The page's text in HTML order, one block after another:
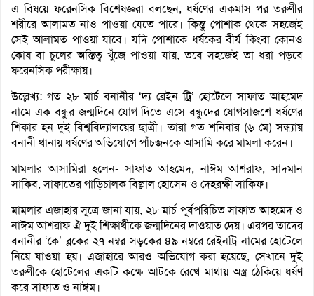
এ বিষয়ে ফরেনসিক বিশেষজ্ঞরা বলছেন, ধর্ষণের একমাস পর তরুণীর
শরীরে আলামত নাও পাওয়া যেতে পারে। কিন্তু পোশাক থেকে সহজেই
সেই আলামত পাওয়া যাবে। যদি পোশাকে ধর্ষকের বীর্য কিংবা কোনও
কোষ বা চুলের অস্তিত্ব খুঁজে পাওয়া যায়, তবে সহজেই তা ধরা পড়বে
ফরেনসিক পরীক্ষায়।
উল্লেখ্য: গত ২৮ মার্চ বনানীর ‘দ্য রেইন ট্রি’ হোটেলে সাফাত আহমেদ
নামে এক বন্ধুর জন্মদিনে যোগ দিতে এসে বন্ধুদের যোগসাজশে ধর্ষণের
শিকার হন দুই বিশ্ববিদ্যালয়ের ছাত্রী। তারা গত শনিবার (৬ মে) সন্ধ্যায়
বনানী থানায় ধর্ষণের অভিযোগে পাঁচজনকে আসামি করে মামলা করেন।
মামলার আসামিরা হলেন- সাফাত আহমেদ, নাঈম আশরাফ, সাদমান
সাকিব, সাফাতের গাড়িচালক বিল্লাল হোসেন ও দেহরক্ষী সাকিফ।
মামলার এজাহার সূত্রে জানা যায়, ২৮ মার্চ পূর্বপরিচিত সাফাত আহমেদ ও
নাঈম আশরাফ ঐ দুই শিক্ষার্থীকে জন্মদিনের দাওয়াত দেয়। এরপর তাদের
বনানীর ‘কে’ ব্লকের ২৭ নম্বর সড়কের ৪৯ নম্বরে রেইনট্রি নামের হোটেলে
নিয়ে যাওয়া হয়। এজাহারে আরও অভিযোগ করা হয়েছে, সেখানে দুই
তরুণীকে হোটেলের একটি কক্ষে আটকে রেখে মাথায় অস্ত্র ঠেকিয়ে ধর্ষণ
করে সাফাত ও নাঈম।